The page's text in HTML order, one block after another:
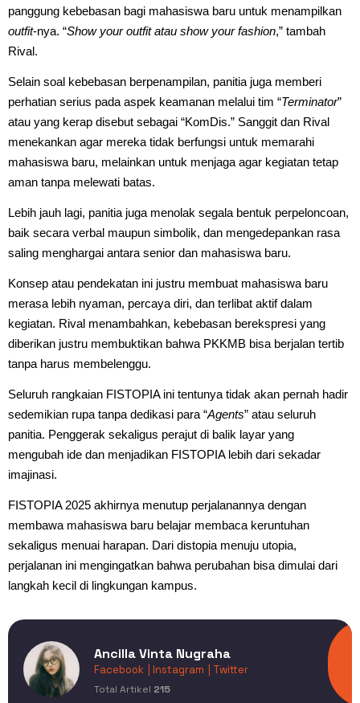
panggung kebebasan bagi mahasiswa baru untuk menampilkan
outfit-nya. “Show your outfit atau show your fashion,” tambah
Rival.
Selain soal kebebasan berpenampilan, panitia juga memberi
perhatian serius pada aspek keamanan melalui tim “Terminator”
atau yang kerap disebut sebagai “KomDis.” Sanggit dan Rival
menekankan agar mereka tidak berfungsi untuk memarahi
mahasiswa baru, melainkan untuk menjaga agar kegiatan tetap
aman tanpa melewati batas.
Lebih jauh lagi, panitia juga menolak segala bentuk perpeloncoan,
baik secara verbal maupun simbolik, dan mengedepankan rasa
saling menghargai antara senior dan mahasiswa baru.
Konsep atau pendekatan ini justru membuat mahasiswa baru
merasa lebih nyaman, percaya diri, dan terlibat aktif dalam
kegiatan. Rival menambahkan, kebebasan berekspresi yang
diberikan justru membuktikan bahwa PKKMB bisa berjalan tertib
tanpa harus membelenggu.
Seluruh rangkaian FISTOPIA ini tentunya tidak akan pernah hadir
sedemikian rupa tanpa dedikasi para “Agents” atau seluruh
panitia. Penggerak sekaligus perajut di balik layar yang
mengubah ide dan menjadikan FISTOPIA lebih dari sekadar
imajinasi.
FISTOPIA 2025 akhirnya menutup perjalanannya dengan
membawa mahasiswa baru belajar membaca keruntuhan
sekaligus menuai harapan. Dari distopia menuju utopia,
perjalanan ini mengingatkan bahwa perubahan bisa dimulai dari
langkah kecil di lingkungan kampus.
Ancilla Vinta Nugraha
Facebook | Instagram | Twitter
Total Artikel 215